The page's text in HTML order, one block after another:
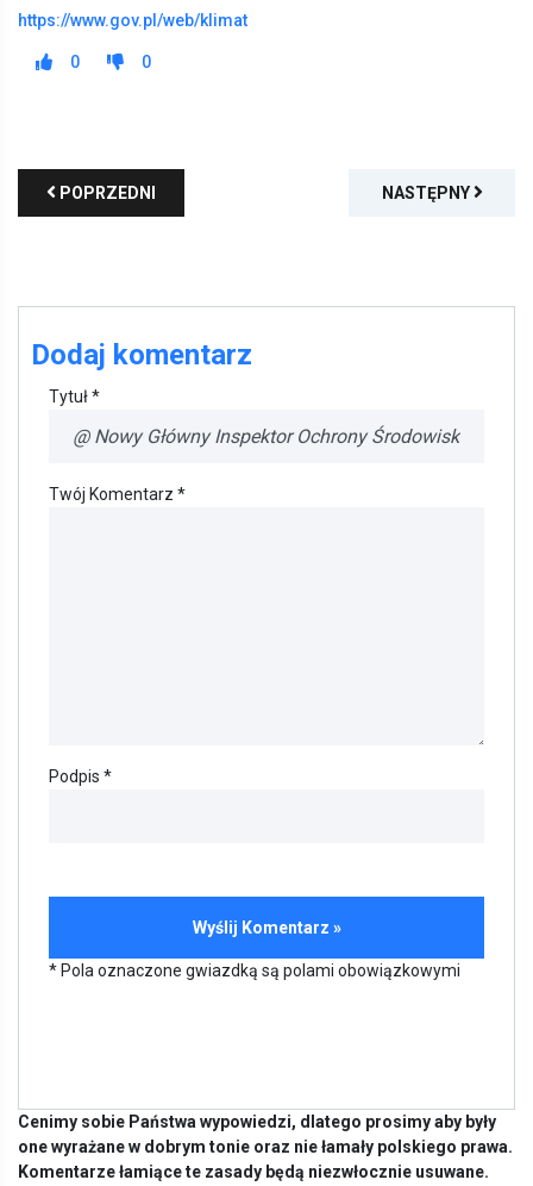
https://www.gov.pl/web/klimat
0 0
POPRZEDNI NASTĘPNY
Dodaj komentarz
Tytuł *
Twój Komentarz *
Podpis *
* Pola oznaczone gwiazdką są polami obowiązkowymi
Cenimy sobie Państwa wypowiedzi, dlatego prosimy aby były
one wyrażane w dobrym tonie oraz nie łamały polskiego prawa.
Komentarze łamiące te zasady będą niezwłocznie usuwane.